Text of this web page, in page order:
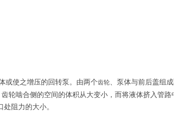
或使之增压的回转泵。由两个齿轮 、泵体与前后盖组
轮啮合侧的空间的体积从大变小，而将液体挤入管
阻力的大小。